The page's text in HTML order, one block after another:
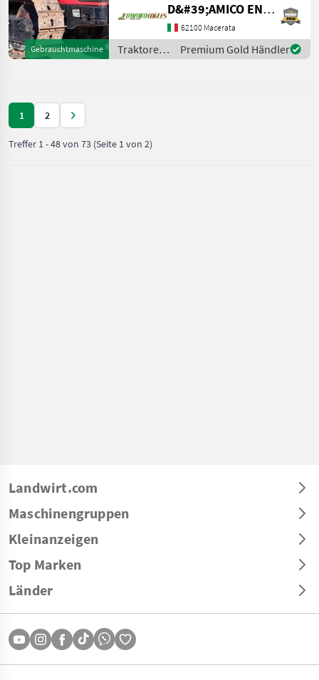
Gebrauchtmaschine
VERSIONE STRETTA,
LARGHEZZA: 1, 47 mt,
PATTINO da 36, INVERSORE
MECCANICO, TRASMISSIONE
D&#39;AMICO ENGLES SRL
62100 Macerata
Traktoren
/ Same
Premium Gold Händler
1 2
Treffer 1-48von 73 (Seite 1 von 2)
Landwirt.com
Maschinengruppen
Kleinanzeigen
Top Marken
Länder